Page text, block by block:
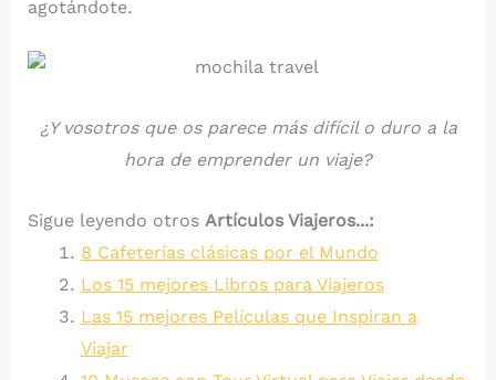
agotándote.
¿Y vosotros que os parece más difícil o duro a la
hora de emprender un viaje?
Sigue leyendo otros Artículos Viajeros...:
8 Cafeterías clásicas por el Mundo
Los 15 mejores Libros para Viajeros
Las 15 mejores Películas que Inspiran a
Viajar